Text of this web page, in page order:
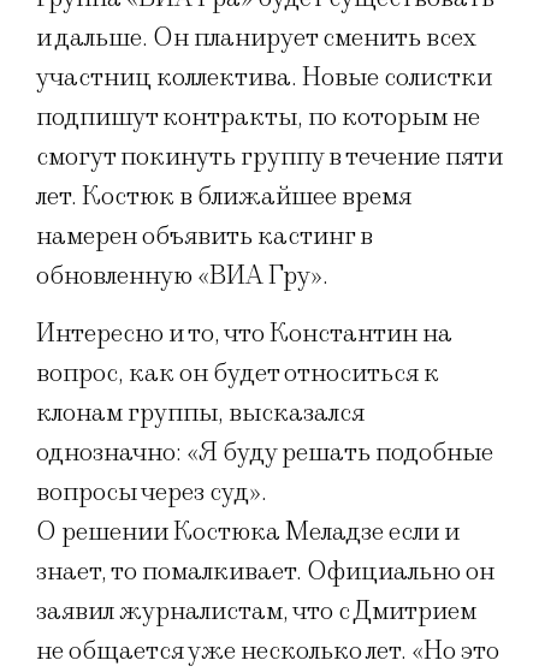
и дальше. Он планирует сменить всех
участниц коллектива. Новые солистки
подпишут контракты, по которым не
смогут покинуть группу в течение пяти
лет. Костюк в ближайшее время
намерен объявить кастинг в
обновленную «ВИА Гру».
Интересно и то, что Константин на
вопрос, как он будет относиться к
клонам группы, высказался
однозначно: «Я буду решать подобные
вопросы через суд».
О решении Костюка Меладзе если и
знает, то помалкивает. Официально он
заявил журналистам, что с Дмитрием
не общается уже несколько лет. «Но это